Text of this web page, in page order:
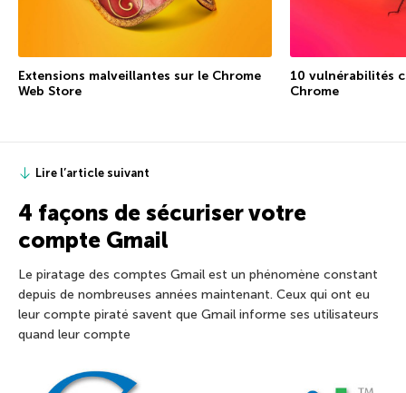
Extensions malveillantes sur le Chrome
Web Store
10 vulnérabilités
Chrome
Lire l’article suivant
4 façons de sécuriser votre
compte Gmail
Le piratage des comptes Gmail est un phénomène constant
depuis de nombreuses années maintenant. Ceux qui ont eu
leur compte piraté savent que Gmail informe ses utilisateurs
quand leur compte